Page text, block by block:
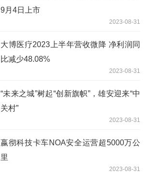
9月4日上市
2023-08-31
大博医疗2023上半年营收微降 净利润同
比减少48.08%
2023-08-31
“未来之城”树起“创新旗帜”，雄安迎来“中
关村”
2023-08-31
嬴彻科技卡车NOA安全运营超5000万公
里
2023-08-31